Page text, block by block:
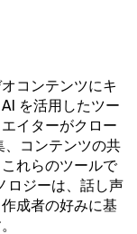
コンテンツにキ
を活用したツー
イターがクロー
、コンテンツの共
れらのツールで
ロジーは、話し声
成者の好みに基